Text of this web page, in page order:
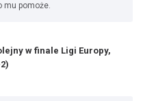
mu pomoże.
w finale Ligi Europy,